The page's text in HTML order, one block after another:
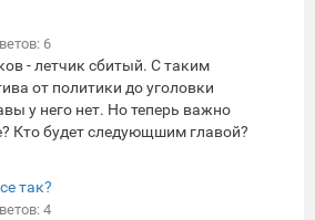
6
- летчик сбитый. С таким
от политики до уголовки
у него нет. Но теперь важно
Кто будет следующшим главой?
так?
4